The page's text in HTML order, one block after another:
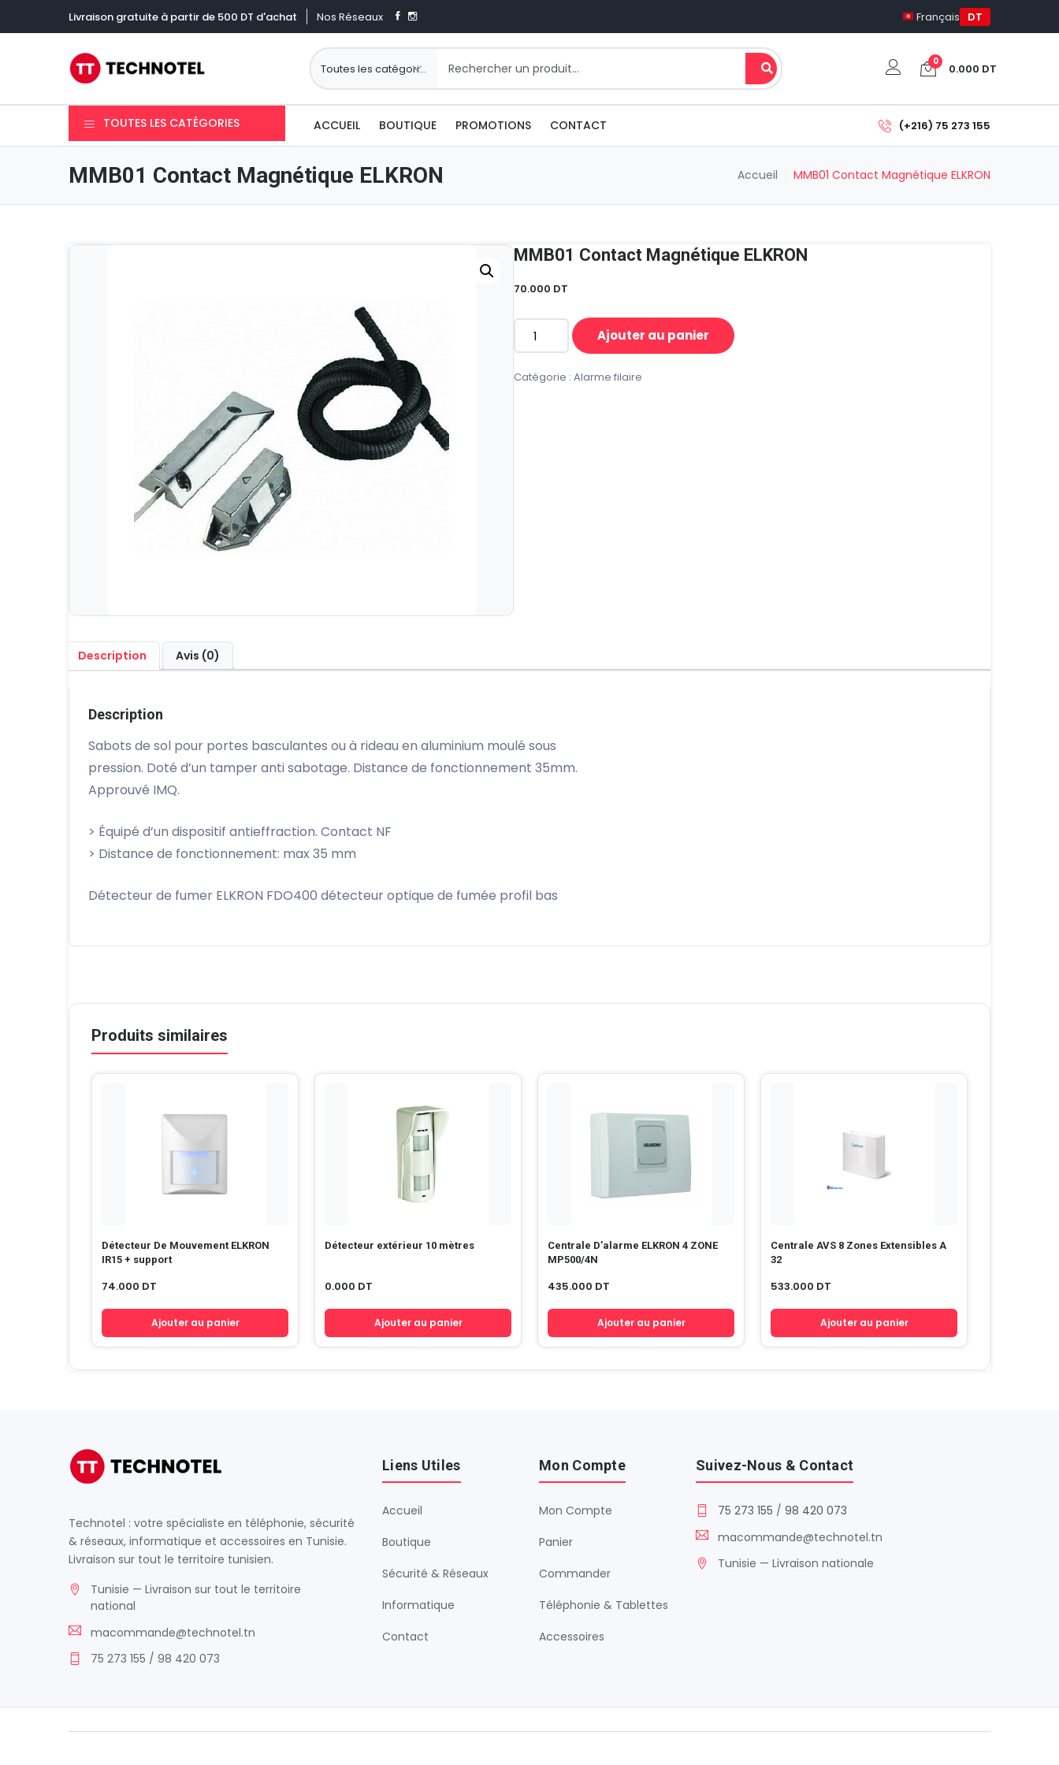
Livraison gratuite à partir de 500 DT d'achat Nos Réseaux Français DT
0 0.000 DT
Sous-total: 0.000DT
TOUTES LES CATÉGORIES ACCUEIL BOUTIQUE PROMOTIONS CONTACT (+216) 75 273 155
MMB01 Contact Magnétique ELKRON Accueil MMB01 Contact Magnétique ELKRON
MMB01 Contact Magnétique ELKRON
70.000 DT
quantité
MMB01
Ajouter au panier
Catégorie : Alarme filaire
Description Avis (0)
Description
Sabots de sol pour portes basculantes ou à rideau en aluminium moulé sous
pression. Doté d’un tamper anti sabotage. Distance de fonctionnement 35mm.
Approuvé IMQ.
> Équipé d’un dispositif antieffraction. Contact NF
> Distance de fonctionnement: max 35 mm
Détecteur de fumer ELKRON FDO400 détecteur optique de fumée profil bas
Produits similaires
Détecteur De Mouvement ELKRON
IR15 + support
74.000 DT
Ajouter au panier
Détecteur extérieur 10 mètres
0.000 DT
Ajouter au panier
Centrale D’alarme ELKRON 4 ZONE
MP500/4N
435.000 DT
Ajouter au panier
Centrale AVS 8 Zones Extensibles A
32
533.000 DT
Ajouter au panier
Technotel : votre spécialiste en téléphonie, sécurité
& réseaux, informatique et accessoires en Tunisie.
Livraison sur tout le territoire tunisien.
Tunisie — Livraison sur tout le territoire
national
macommande@technotel.tn
75 273 155 / 98 420 073
Liens Utiles
Accueil
Boutique
Sécurité & Réseaux
Informatique
Contact
Mon Compte
Mon Compte
Panier
Commander
Téléphonie & Tablettes
Accessoires
Suivez-Nous & Contact
75 273 155 / 98 420 073
macommande@technotel.tn
Tunisie — Livraison nationale